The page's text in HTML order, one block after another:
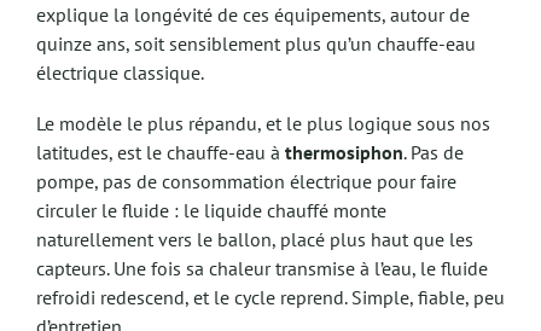
explique la longévité de ces équipements, autour de
quinze ans, soit sensiblement plus qu’un chauffe-eau
électrique classique.
Le modèle le plus répandu, et le plus logique sous nos
latitudes, est le chauffe-eau à thermosiphon. Pas de
pompe, pas de consommation électrique pour faire
circuler le fluide : le liquide chauffé monte
naturellement vers le ballon, placé plus haut que les
capteurs. Une fois sa chaleur transmise à l’eau, le fluide
refroidi redescend, et le cycle reprend. Simple, fiable, peu
d’entretien.